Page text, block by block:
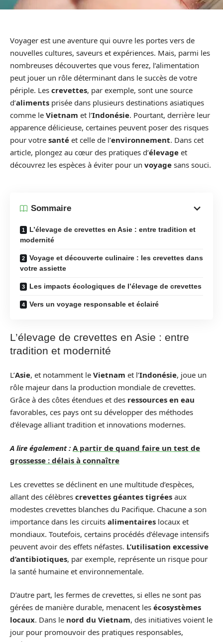
Voyager est une aventure qui ouvre les portes vers de
nouvelles cultures, saveurs et expériences. Mais, parmi les
nombreuses découvertes que vous ferez, l’alimentation
peut jouer un rôle déterminant dans le succès de votre
périple. Les crevettes, par exemple, sont une source
d’aliments prisée dans plusieurs destinations asiatiques
comme le Vietnam et l’Indonésie. Pourtant, derrière leur
apparence délicieuse, certaines peuvent poser des risques
pour votre santé et celle de l’environnement. Dans cet
article, plongez au cœur des pratiques d’élevage et
découvrez les espèces à éviter pour un voyage sans souci.
Sommaire
L’élevage de crevettes en Asie : entre tradition et
modernité
Voyage et découverte culinaire : les crevettes dans
votre assiette
Les impacts écologiques de l’élevage de crevettes
Vers un voyage responsable et éclairé
L’élevage de crevettes en Asie : entre
tradition et modernité
L’Asie, et notamment le Vietnam et l’Indonésie, joue un
rôle majeur dans la production mondiale de crevettes.
Grâce à des côtes étendues et des ressources en eau
favorables, ces pays ont su développer des méthodes
d’élevage alliant tradition et innovations modernes.
A lire également : A partir de quand faire un test de
grossesse : délais à connaître
Les crevettes se déclinent en une multitude d’espèces,
allant des célèbres crevettes géantes tigrées aux
modestes crevettes blanches du Pacifique. Chacune a son
importance dans les circuits alimentaires locaux et
mondiaux. Toutefois, certains procédés d’élevage intensifs
peuvent avoir des effets néfastes. L’utilisation excessive
d’antibiotiques, par exemple, représente un risque pour
la santé humaine et environnementale.
D’autre part, les fermes de crevettes, si elles ne sont pas
gérées de manière durable, menacent les écosystèmes
locaux. Dans le nord du Vietnam, des initiatives voient le
jour pour promouvoir des pratiques responsables,